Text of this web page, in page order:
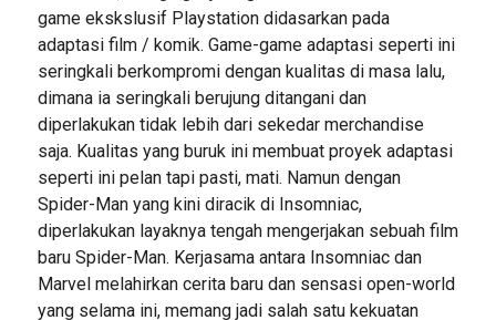
game ekskslusif Playstation didasarkan pada
adaptasi film / komik. Game-game adaptasi seperti ini
seringkali berkompromi dengan kualitas di masa lalu,
dimana ia seringkali berujung ditangani dan
diperlakukan tidak lebih dari sekedar merchandise
saja. Kualitas yang buruk ini membuat proyek adaptasi
seperti ini pelan tapi pasti, mati. Namun dengan
Spider-Man yang kini diracik di Insomniac,
diperlakukan layaknya tengah mengerjakan sebuah film
baru Spider-Man. Kerjasama antara Insomniac dan
Marvel melahirkan cerita baru dan sensasi open-world
yang selama ini, memang jadi salah satu kekuatan